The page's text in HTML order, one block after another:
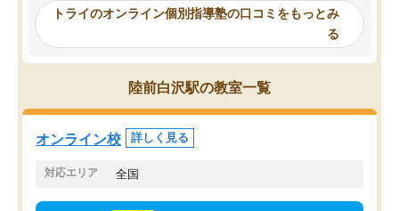
ったんですが、学生の先生から学ぶこ
み、徐々に成績が上がったらいいなと
思っていました。何が今足りないのか
を的確に指導いただき、子どももびっ
くりするほど楽しんでやる気を持って
塾を受けています。狙い通り、少しず
つ成績も上がり、苦手意識も無くなっ
てきたので、さらに苦手な数学も追加
でお願いしました。来年の高校受験に
らないところをピンポイ
頂いて、とてもわかり
していました。一生を
スト、多少お金がかかっ
思い切って入塾してよか
トライのオンライン個別指導塾の口コミをもっとみ
る
陸前白沢駅の教室一覧
オンライン校 詳しく見る
対応エリア 全国